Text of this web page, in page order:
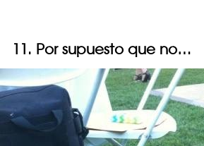
11. Por supuesto que no…